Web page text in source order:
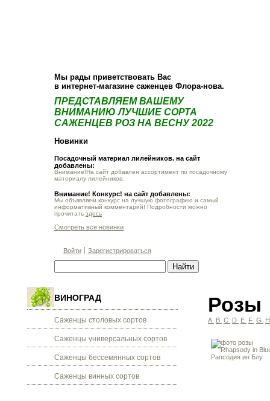
Мы рады приветствовать Вас
в интернет-магазине саженцев Флора-нова.
ПРЕДСТАВЛЯЕМ ВАШЕМУ
ВНИМАНИЮ ЛУЧШИЕ СОРТА
САЖЕНЦЕВ РОЗ НА ВЕСНУ 2022
Новинки
Посадочный материал лилейников. на сайт
добавлены:
Внимание!На сайт добавлен ассортимент по посадочному
материалу лилейников.
Внимание! Конкурс! на сайт добавлены:
Мы объявляем конкурс на лучшую фотографию и самый
информативный комментарий! Подробности можно
прочитать здесь
Смотреть все новинки
Войти Зарегистрироваться
ВИНОГРАД
Саженцы столовых сортов
Саженцы универсальных сортов
Саженцы бессемянных сортов
Саженцы винных сортов
Розы
A B C D E F G